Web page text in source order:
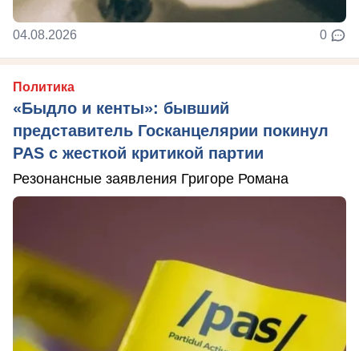
04.08.2026 0
Политика
«Быдло и кенты»: бывший
представитель Госканцелярии покинул
PAS с жесткой критикой партии
Резонансные заявления Григоре Романа